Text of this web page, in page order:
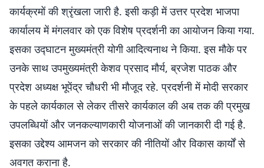
कार्यक्रमों की श्रृंखला जारी है. इसी कड़ी में उत्तर प्रदेश भाजपा
कार्यालय में मंगलवार को एक विशेष प्रदर्शनी का आयोजन किया गया.
इसका उद्घाटन मुख्यमंत्री योगी आदित्यनाथ ने किया. इस मौके पर
उनके साथ उपमुख्यमंत्री केशव प्रसाद मौर्य, ब्रजेश पाठक और
प्रदेश अध्यक्ष भूपेंद्र चौधरी भी मौजूद रहे. प्रदर्शनी में मोदी सरकार
के पहले कार्यकाल से लेकर तीसरे कार्यकाल की अब तक की प्रमुख
उपलब्धियों और जनकल्याणकारी योजनाओं की जानकारी दी गई है.
इसका उद्देश्य आमजन को सरकार की नीतियों और विकास कार्यों से
अवगत कराना है.